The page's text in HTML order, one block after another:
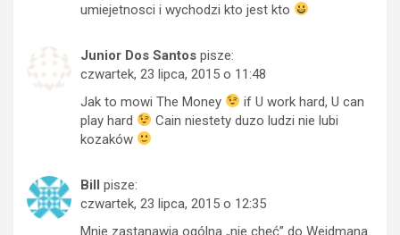
umiejetnosci i wychodzi kto jest kto
Junior Dos Santos pisze:
czwartek, 23 lipca, 2015 o 11:48
Jak to mowi The Money
if U work hard, U can
play hard
Cain niestety duzo ludzi nie lubi
kozaków
Bill pisze:
czwartek, 23 lipca, 2015 o 12:35
Mnie zastanawia ogólna „nie chęć” do Weidmana.